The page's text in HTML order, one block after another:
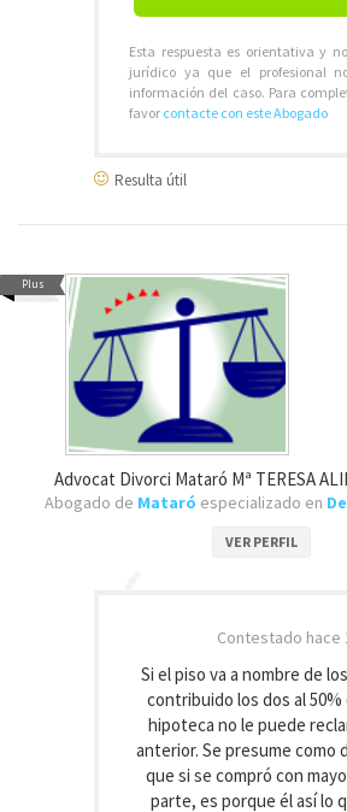
Esta respuesta es orientativa y
jurídico ya que el profesional
información del caso. Para
favor contacte con este Abogado
Resulta útil
Plus
Advocat Divorci Mataró Mª TERESA
Abogado de Mataró especializado en
VER PERFIL
Contestado hace
Si el piso va a nombre de
contribuido los dos al 50%
hipoteca no le puede
anterior. Se presume como
que si se compró con
parte, es porque él así lo